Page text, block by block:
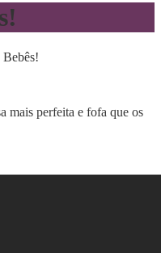
Bebês!
mais perfeita e fofa que os